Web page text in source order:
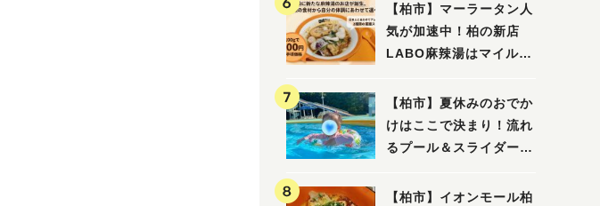
【柏市】マーラータン人
気が加速中！柏の新店
LABO麻辣湯はマイルド
【柏市】夏休みのおでか
けはここで決まり！流れ
るプール＆スライダーに
ル」を親子で満喫してき
【柏市】イオンモール柏